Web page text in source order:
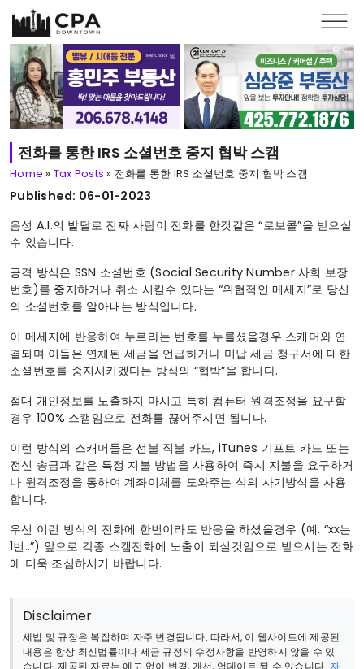
Skip to main content
전화를 통한 IRS 소셜번호 중지 협박 스캠
Home » Tax Posts » 전화를 통한 IRS 소셜번호 중지 협박 스캠
Published: 06-01-2023
음성 A.I.의 발달로 진짜 사람이 전화를 한것같은 “로보콜”을 받으실
수 있습니다.
공격 방식은 SSN 소셜번호 (Social Security Number 사회 보장
번호)를 중지하거나 취소 시킬수 있다는 “위협적인 메세지”로 당신
의 소셜번호를 알아내는 방식입니다.
이 메세지에 반응하여 누르라는 번호를 누를셨을경우 스캐머와 연
결되며 이들은 연체된 세금을 언급하거나 미납 세금 청구서에 대한
소셜번호를 중지시키겠다는 방식의 “협박”을 합니다.
절대 개인정보를 노출하지 마시고 특히 컴퓨터 원격조정을 요구할
경우 100% 스캠임으로 전화를 끊어주시면 됩니다.
이런 방식의 스캐머들은 선불 직불 카드, iTunes 기프트 카드 또는
전신 송금과 같은 특정 지불 방법을 사용하여 즉시 지불을 요구하거
나 원격조정을 통하여 계좌이체를 도와주는 식의 사기방식을 사용
합니다.
우선 이런 방식의 전화에 한번이라도 반응을 하셨을경우 (예. “xx는
1번..”) 앞으로 각종 스캠전화에 노출이 되실것임으로 받으시는 전화
에 더욱 조심하시기 바랍니다.
Disclaimer
세법 및 규정은 복잡하며 자주 변경됩니다. 따라서, 이 웹사이트에 제공된
내용은 항상 최신법률이나 세금 규정의 수정사항을 반영하지 않을 수 있